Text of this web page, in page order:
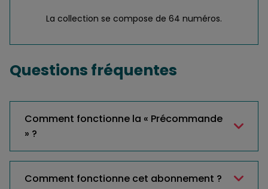
La collection se compose de 64 numéros.
Questions fréquentes
Comment fonctionne la « Précommande
» ?
Comment fonctionne cet abonnement ?